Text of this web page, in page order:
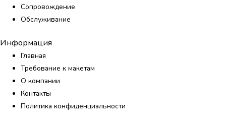
Сопровождение
Обслуживание
Информация
Главная
Требование к макетам
О компании
Контакты
Политика конфиденциальности